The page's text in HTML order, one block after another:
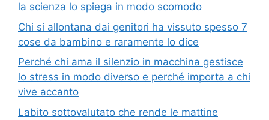
la scienza lo spiega in modo scomodo
Chi si allontana dai genitori ha vissuto spesso 7
cose da bambino e raramente lo dice
Perché chi ama il silenzio in macchina gestisce
lo stress in modo diverso e perché importa a chi
vive accanto
Labito sottovalutato che rende le mattine